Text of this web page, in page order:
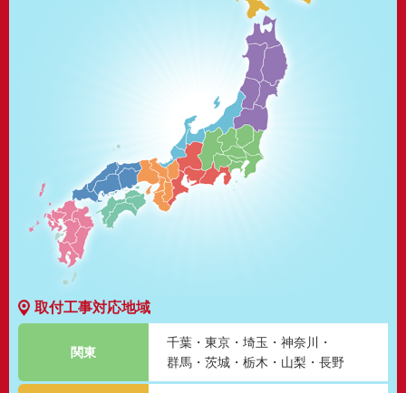
取付工事対応地域
関東
千葉 東京 埼玉
神奈川
群馬
茨城 栃木 山梨 長野